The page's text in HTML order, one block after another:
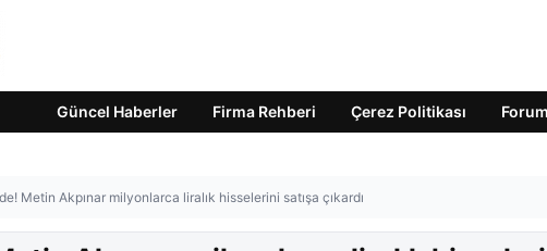
Güncel Haberler Firma Rehberi Çerez Politikası Forum
Metin Akpınar milyonlarca liralık hisselerini satışa çıkardı